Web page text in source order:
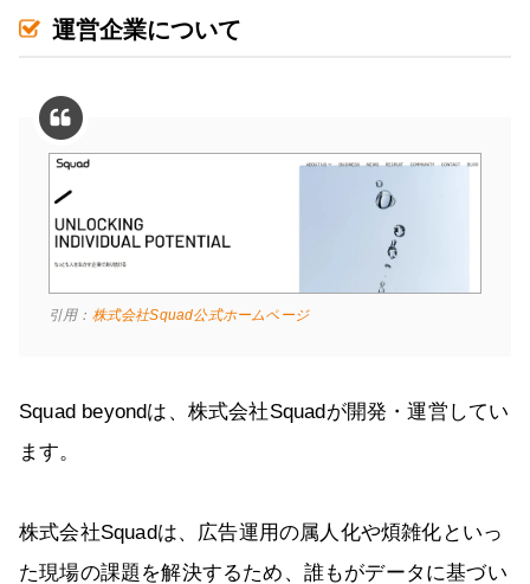
運営企業について
引用： 株式会社Squad公式ホームページ
Squad beyondは、株式会社Squadが開発・運営してい
ます。
株式会社Squadは、広告運用の属人化や煩雑化といっ
た現場の課題を解決するため、誰もがデータに基づい